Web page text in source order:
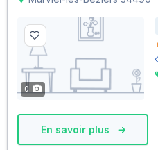
0
En savoir plus